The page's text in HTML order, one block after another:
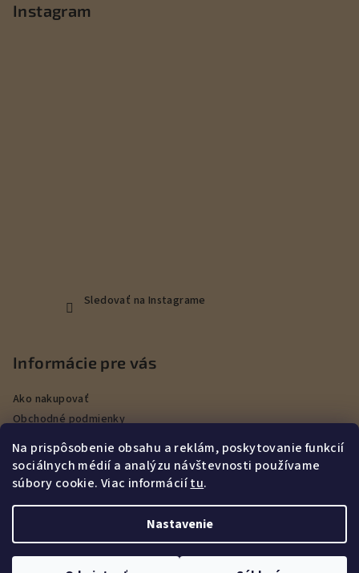
Na prispôsobenie obsahu a reklám, poskytovanie funkcií
sociálnych médií a analýzu návštevnosti používame
súbory cookie. Viac informáciítu.
Nastavenie
Instagram
Sledovať na Instagrame
Informácie pre vás
Ako nakupovať
Obchodné podmienky
Podmienky ochrany osobných údajov
Veľkoobchod
Kontakty
Upraviť nastavenie cookies